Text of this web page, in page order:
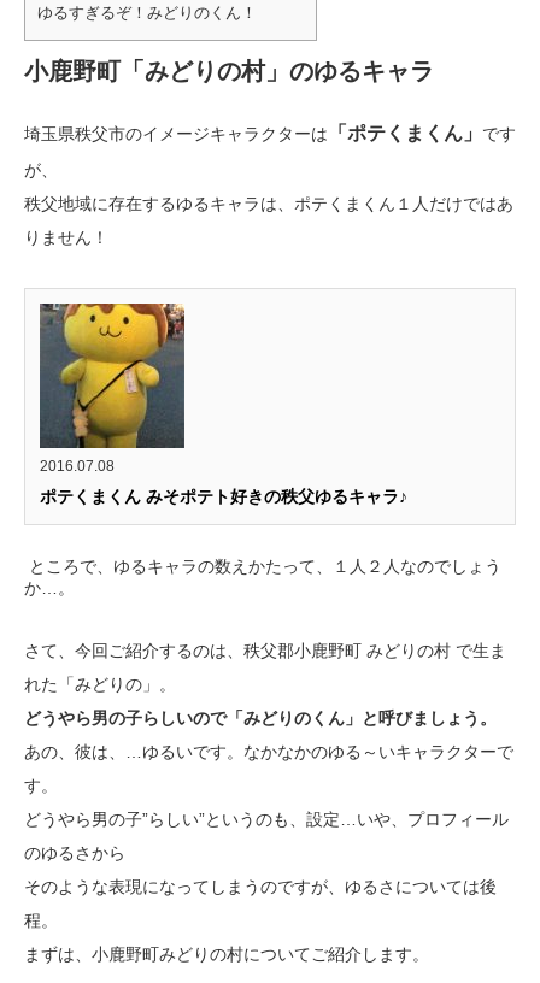
ゆるすぎるぞ！みどりのくん！
小鹿野町「みどりの村」のゆるキャラ
埼玉県秩父市のイメージキャラクターは 「ポテくまくん」 です
が、
秩父地域に存在するゆるキャラは、ポテくまくん１人だけではあ
りません！
2016.07.08
ポテくまくん みそポテト好きの秩父ゆるキャラ♪
ところで、ゆるキャラの数えかたって、１人２人なのでしょう
か…。
さて、今回ご紹介するのは、秩父郡小鹿野町 みどりの村 で生ま
れた「みどりの」。
どうやら男の子らしいので「みどりのくん」と呼びましょう。
あの、彼は、…ゆるいです。なかなかのゆる～いキャラクターで
す。
どうやら男の子”らしい”というのも、設定…いや、プロフィール
のゆるさから
そのような表現になってしまうのですが、ゆるさについては後
程。
まずは、小鹿野町みどりの村についてご紹介します。